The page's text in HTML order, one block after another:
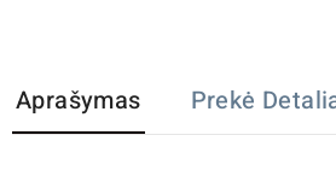
Aprašymas Prekė